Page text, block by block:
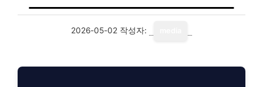
2026-05-02 작성자: